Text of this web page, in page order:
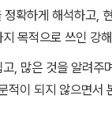
확하게 해석하고,
목적으로 쓰인 강
엇이라고 말하는지
선 목회자들에게는
언어로 쓰였기에 평
고, 많은 것을 알려주
적이 되지 않으면서